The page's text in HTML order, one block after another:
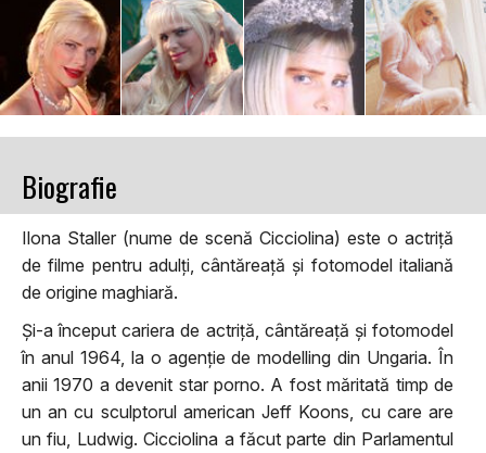
Biografie
Ilona Staller (nume de scenă Cicciolina) este o actriță
de filme pentru adulți, cântăreață și fotomodel italiană
de origine maghiară.
Și-a început cariera de actriță, cântăreață și fotomodel
în anul 1964, la o agenție de modelling din Ungaria. În
anii 1970 a devenit star porno. A fost măritată timp de
un an cu sculptorul american Jeff Koons, cu care are
un fiu, Ludwig. Cicciolina a făcut parte din Parlamentul